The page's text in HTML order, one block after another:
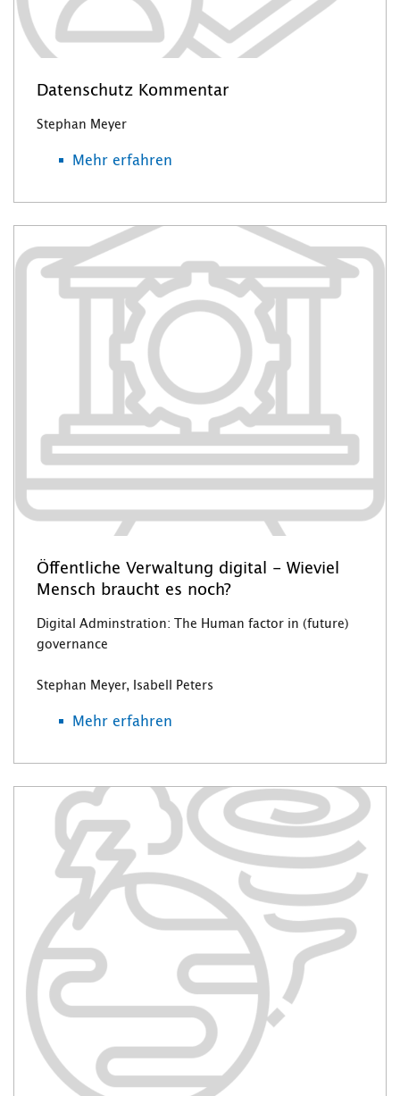
Datenschutz Kommentar
Stephan Meyer
Mehr erfahren
Öffentliche Verwaltung digital - Wieviel
Mensch braucht es noch?
Digital Adminstration: The Human factor in (future)
governance
Stephan Meyer, Isabell Peters
Mehr erfahren